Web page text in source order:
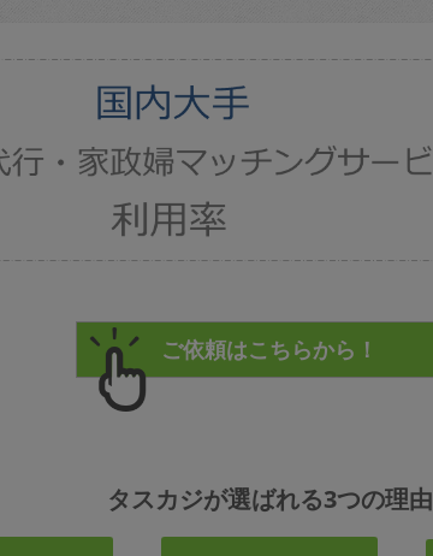
タスカジが選ばれる3つの理由